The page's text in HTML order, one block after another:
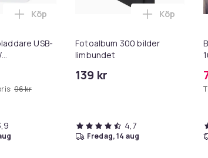
Lampor - 58x46cm i varukorgen
konstläder 50x138 cm Black i
USB-
96 kr
Lägg till iPhone Snabbladdare USB-C PD
Köp
Fotoalbum 300 bilder
limbundet
139 kr
Lägg till
Köp
4,7
fredag, 14 aug